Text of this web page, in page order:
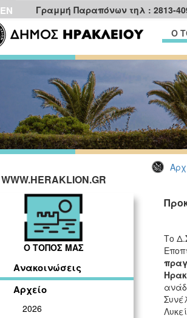
EN Γραμμή Παραπόνων τηλ : 2813-
Ο
WWW.HERAKLION.GR
Ο ΤΟΠΟΣ ΜΑΣ
Ανακοινώσεις
Αρχείο
2026
Το